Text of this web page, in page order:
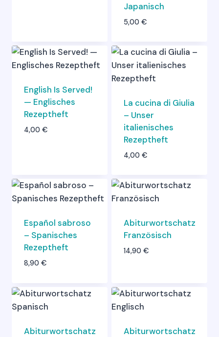
Japanisch
5,00 €
English Is Served!
— Englisches
Rezeptheft
4,00 €
La cucina di Giulia
– Unser
italienisches
Rezeptheft
4,00 €
Español sabroso
– Spanisches
Rezeptheft
8,90 €
Abiturwortschatz
Französisch
14,90 €
Abiturwortschatz
Abiturwortschatz